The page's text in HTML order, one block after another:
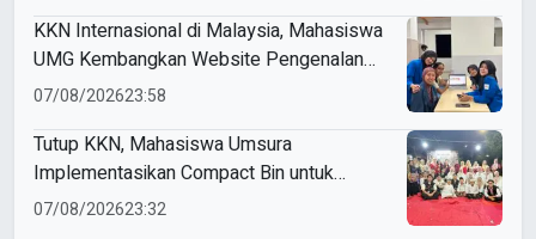
KKN Internasional di Malaysia, Mahasiswa
UMG Kembangkan Website Pengenalan
Budaya Indonesia
07/08/202623:58
Tutup KKN, Mahasiswa Umsura
Implementasikan Compact Bin untuk
Sampah Anorganik di Ketabang
07/08/202623:32